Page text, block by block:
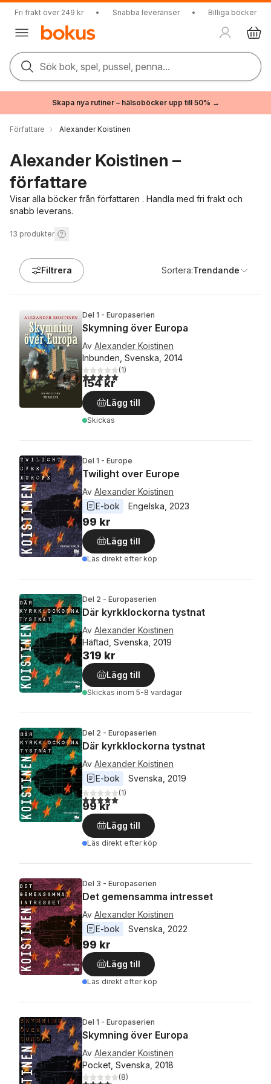
Fri frakt över 249 kr • Snabba leveranser • Billiga böcker
Sök bok, spel, pussel, penna...
Skapa nya rutiner – hälsoböcker upp till 50% →
Författare Alexander Koistinen
Alexander Koistinen –
författare
Visar alla böcker från författaren . Handla med fri frakt och
snabb leverans.
13 produkter
Filtrera Sortera:Trendande
Del 1 - Europaserien
Skymning över Europa
Av Alexander Koistinen
Inbunden, Svenska, 2014
5,0utav 5 stjärnor. Totalt antal röster:
(1)
154 kr
Lägg till
Skickas
Del 1 - Europe
Twilight over Europe
Av Alexander Koistinen
E-bok
Engelska 2023
99 kr
Lägg till
Läs direkt efter köp
Del 2 - Europaserien
Där kyrkklockorna tystnat
Av Alexander Koistinen
Häftad, Svenska, 2019
319 kr
Lägg till
Skickas inom 5-8 vardagar
Del 2 - Europaserien
Där kyrkklockorna tystnat
Av Alexander Koistinen
E-bok
Svenska 2019
5,0utav 5 stjärnor. Totalt antal röster:
(1)
99 kr
Lägg till
Läs direkt efter köp
Del 3 - Europaserien
Det gemensamma intresset
Av Alexander Koistinen
E-bok
Svenska 2022
99 kr
Lägg till
Läs direkt efter köp
Del 1 - Europaserien
Skymning över Europa
Av Alexander Koistinen
Pocket, Svenska, 2018
(8)